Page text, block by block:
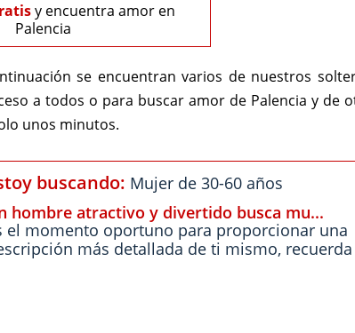
y encuentra amor en
Palencia
se encuentran varios de nuestros
a todos o para buscar amor de Palencia y de
unos minutos.
buscando: Mujer de 30-60 años
hombre atractivo y divertido busca mu...
el momento oportuno para proporcionar una
más detallada de ti mismo,